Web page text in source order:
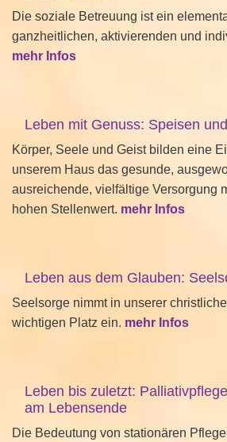
Die soziale Betreuung ist ein
ganzheitlichen, aktivierenden und
mehr Infos
Leben mit Genuss: Speisen
Körper, Seele und Geist bilden eine
unserem Haus das gesunde,
ausreichende, vielfältige Versorgung
hohen Stellenwert. mehr Infos
Leben aus dem Glauben:
Seelsorge nimmt in unserer
wichtigen Platz ein. mehr Infos
Leben bis zuletzt:
am Lebensende
Die Bedeutung von stationären